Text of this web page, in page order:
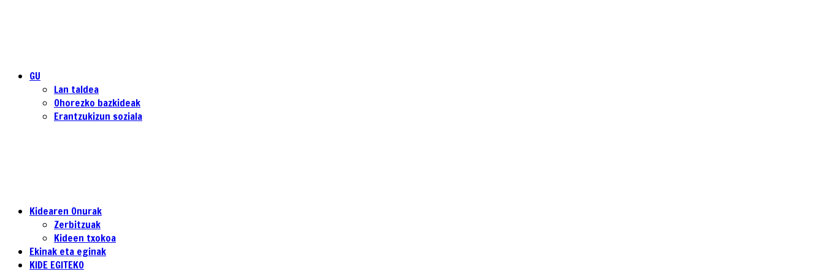
GU
Lan taldea
Ohorezko bazkideak
Erantzukizun soziala
Kidearen Onurak
Zerbitzuak
Kideen txokoa
Ekinak eta eginak
KIDE EGITEKO